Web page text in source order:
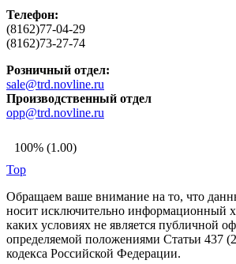
Телефон:
(8162)77-04-29
(8162)73-27-74
Розничный отдел:
sale@trd.novline.ru
Производственный отдел
opp@trd.novline.ru
100% (1.00)
Top
Обращаем ваше внимание на то, что
носит исключительно информационный
каких условиях не является публичной
определяемой положениями Статьи 437
кодекса Российской Федерации.